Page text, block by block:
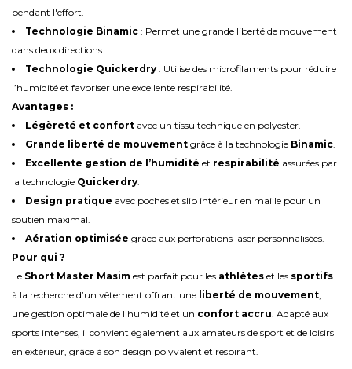
pendant l'effort.
Technologie Binamic : Permet une grande liberté de mouvement
dans deux directions.
Technologie Quickerdry : Utilise des microfilaments pour réduire
l’humidité et favoriser une excellente respirabilité.
Avantages :
Légèreté et confort avec un tissu technique en polyester.
Grande liberté de mouvement grâce à la technologie Binamic.
Excellente gestion de l’humidité et respirabilité assurées par
la technologie Quickerdry.
Design pratique avec poches et slip intérieur en maille pour un
soutien maximal.
Aération optimisée grâce aux perforations laser personnalisées.
Pour qui ?
Le Short Master Masim est parfait pour les athlètes et les sportifs
à la recherche d’un vêtement offrant une liberté de mouvement,
une gestion optimale de l'humidité et un confort accru. Adapté aux
sports intenses, il convient également aux amateurs de sport et de loisirs
en extérieur, grâce à son design polyvalent et respirant.